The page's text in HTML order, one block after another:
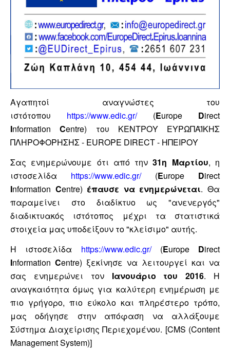
Αγαπητοί αναγνώστες του
ιστότοπου
https://www.edic.gr/ (Europe Direct
InformationCentre) του ΚΕΝΤΡΟΥ ΕΥΡΩΠΑΪΚΗΣ
ΠΛΗΡΟΦΟΡΗΣΗΣ - EUROPE DIRECT - ΗΠΕΙΡΟΥ
Σας ενημερώνουμε ότι από την31η Μαρτίου, η
ιστοσελίδα
https://www.edic.gr/ (Europe Direct
Information Centre) έπαυσε να ενημερώνεται. Θα
παραμείνει στο διαδίκτυο ως "ανενεργός"
διαδικτυακός ιστότοπος μέχρι τα στατιστικά
στοιχεία μας υποδείξουν το "κλείσιμο" αυτής.
Η ιστοσελίδα
https://www.edic.gr/ (Europe Direct
Information Centre) ξεκίνησε να λειτουργεί και να
σας ενημερώνει τον Ιανουάριο του 2016. Η
αναγκαιότητα όμως για καλύτερη ενημέρωση με
πιο γρήγορο, πιο εύκολο και πληρέστερο τρόπο,
μας οδήγησε στην απόφαση να αλλάξουμε
Σύστημα Διαχείρισης Περιεχομένου. [CMS (Content
Management System)]